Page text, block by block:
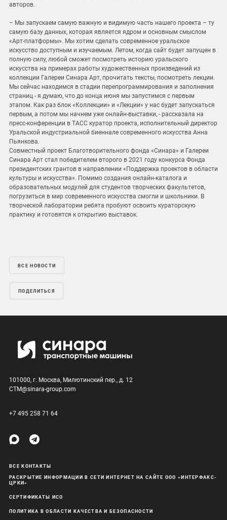
авторов.
– Мы запускаем самую важную и видимую часть нашего проекта – ту
самую базу данных, которая является ядром и основным смыслом
«Арт-платформы». Мы хотим сделать современное уральское
искусство доступным и изучаемым. Летом, когда сайт будет запущен в
полную силу, любой сможет посмотреть историю уральского
искусства на примерах работы художественных произведений из
коллекции Галереи Синара Арт, прочитать тексты, посмотреть лекции.
Мы сейчас находимся в стадии перепрограммирования и заполнения
страниц - я думаю, что до конца июня мы запустимся с первым
этапом. Как раз блок «Коллекции» и «Лекции» у нас будет запускаться
первым, а потом мы начнем уже онлайн-выставки, - рассказала на
пресс-конференции в ТАСС куратор проекта, исполнительный директор
Уральской индустриальной биеннале современного искусства Анна
Пьянкова.
Совместный проект Благотворительного фонда «Синара» и Галереи
Синара Арт стал победителем второго в 2021 году конкурса Фонда
президентских грантов в направлении «Поддержка проектов в области
культуры и искусства». Помимо создания онлайн-каталога и
образовательных модулей для студентов творческих факультетов,
погрузиться в мир современного искусства смогли и школьники. В
творческой лаборатории ребята пробуют освоить кураторскую
практику и готовятся к открытию выставок.
ВСЕ НОВОСТИ
ПОДЕЛИТЬСЯ
101000, г. Москва, Милютинский пер., д. 12
CTM@sinara-group.com
+7 495 258 71 64
ВСЕ КОНТАКТЫ
РАСКРЫТИЕ ИНФОРМАЦИИ В СЕТИ ИНТЕРНЕТ НА САЙТЕ ООО «ИНТЕРФАКС-
ЦРКИ»
СЕРТИФИКАТЫ ИСО
ПОЛИТИКА В ОБЛАСТИ КАЧЕСТВА И БЕЗОПАСНОСТИ